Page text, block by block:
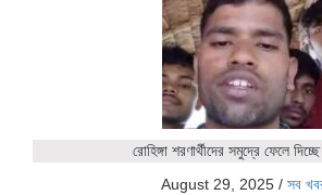
রোহিঙ্গা শরণার্থীদের সমুদ্রে ফেলে
August 29, 2025 / সব